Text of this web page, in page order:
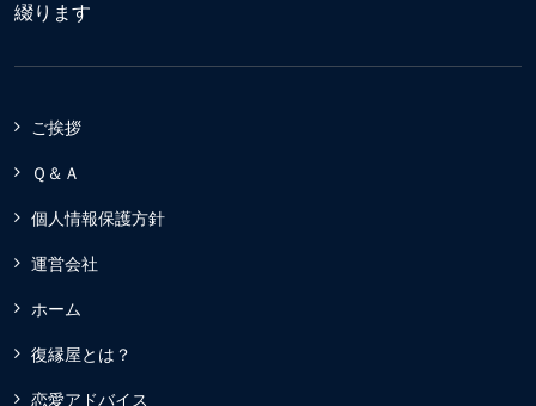
綴ります
ご挨拶
Ｑ＆Ａ
個人情報保護方針
運営会社
ホーム
復縁屋とは？
恋愛アドバイス